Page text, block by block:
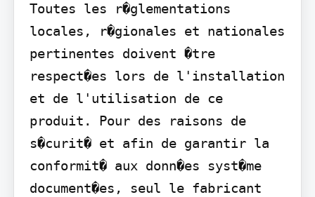
Toutes les r�glementations
locales, r�gionales et nationales
pertinentes doivent �tre
respect�es lors de l'installation
et de l'utilisation de ce
produit. Pour des raisons de
s�curit� et afin de garantir la
conformit� aux donn�es syst�me
document�es, seul le fabricant